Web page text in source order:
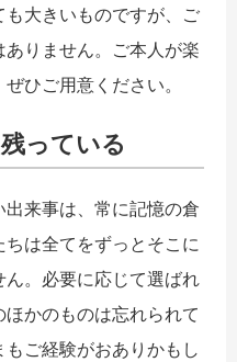
大きいものですが、ご
りません。ご本人が楽
ひご用意ください。
っている
来事は、常に記憶の倉
は全てをずっとそこに
。必要に応じて選ばれ
かのものは忘れられて
ご経験がおありかもし